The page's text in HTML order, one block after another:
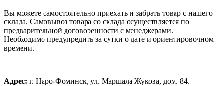
Вы можете самостоятельно приехать и забрать товар с нашего
склада. Самовывоз товара со склада осуществляется по
предварительной договоренности с менеджерами.
Необходимо предупредить за сутки о дате и ориентировочном
времени.
Адрес: г. Наро-Фоминск, ул. Маршала Жукова, дом. 84.